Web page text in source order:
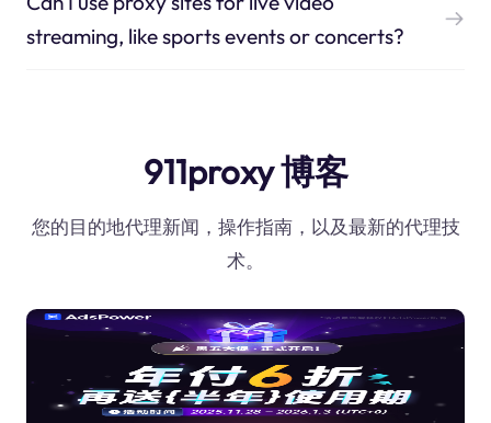
streaming, like sports events or concerts?
911proxy 博客
您的目的地代理新闻，操作指南，以及最新的代理技
术。